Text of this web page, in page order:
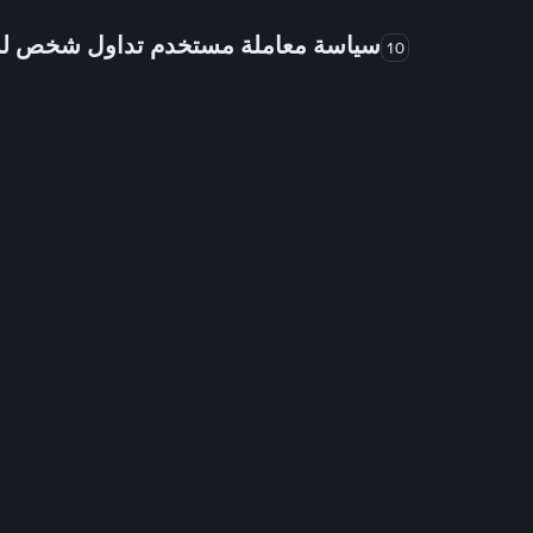
10 سياسة معاملة مستخدم تداول